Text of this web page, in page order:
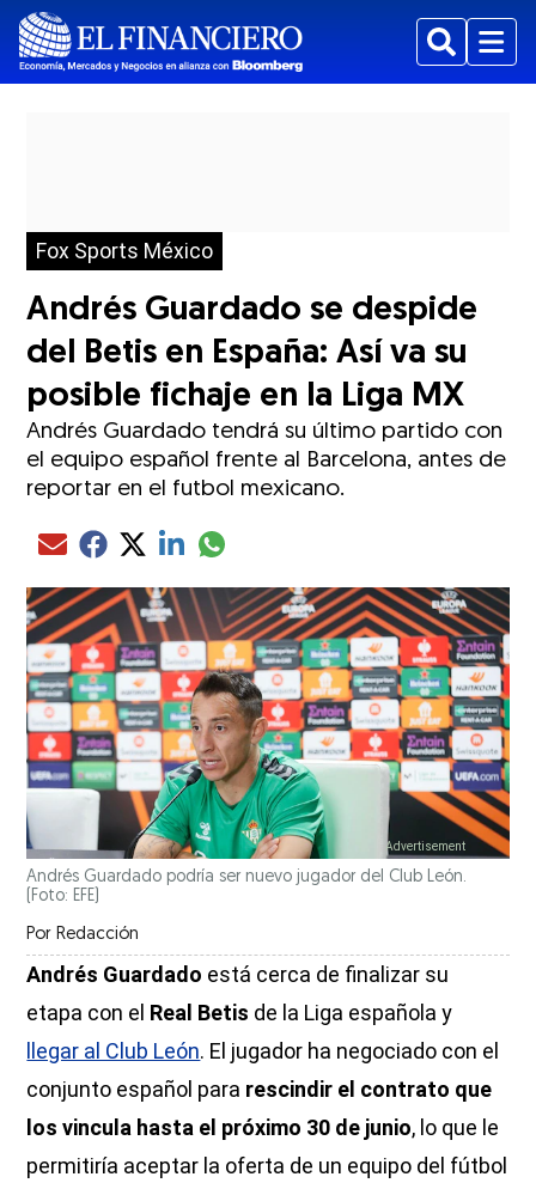
BuscarMenu
Fox Sports México
Andrés Guardado se despide
del Betis en España: Así va su
posible fichaje en la Liga MX
Andrés Guardado tendrá su último partido con
el equipo español frente al Barcelona, antes de
reportar en el futbol mexicano.
Compartir el artículo actual mediante Email
Compartir el artículo actual mediante Facebook
Compartir el artículo actual mediante Twitter
Compartir el artículo actual mediante LinkedIn
Compartir el artículo actual mediante
Andrés Guardado podría ser nuevo jugador del Club León.
(Foto: EFE)
Por Redacción
Andrés Guardado está cerca de finalizar su
etapa con el Real Betis de la Liga española y
llegar al Club León. El jugador ha negociado con el
conjunto español para rescindir el contrato que
los vincula hasta el próximo 30 de junio, lo que le
permitiría aceptar la oferta de un equipo del fútbol